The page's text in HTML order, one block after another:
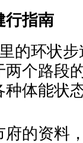
行指南
的环状
两个路段
种体能状
府的资料